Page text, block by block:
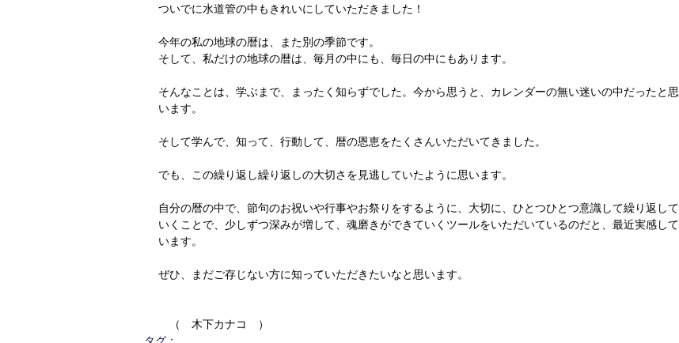
ついでに水道管の中もきれいにしていただきました！
今年の私の地球の暦は、また別の季節です。
そして、私だけの地球の暦は、毎月の中にも、毎日の中にもあります。
そんなことは、学ぶまで、まったく知らずでした。今から思うと、カレンダーの無い迷いの中だったと思
います。
そして学んで、知って、行動して、暦の恩恵をたくさんいただいてきました。
でも、この繰り返し繰り返しの大切さを見逃していたように思います。
自分の暦の中で、節句のお祝いや行事やお祭りをするように、大切に、ひとつひとつ意識して繰り返して
いくことで、少しずつ深みが増して、魂磨きができていくツールをいただいているのだと、最近実感して
います。
ぜひ、まだご存じない方に知っていただきたいなと思います。
（　木下カナコ　）